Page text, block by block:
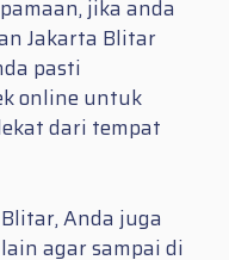
jika anda
Jakarta Blitar
pasti
online untuk
dari tempat
Anda juga
agar sampai di